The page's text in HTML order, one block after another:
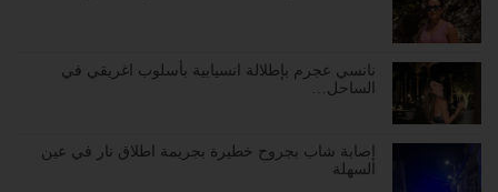
نانسي عجرم بإطلالة انسيابية بأسلوب اغريقي في
الساحل…
إصابة شاب بجروح خطيرة بجريمة اطلاق نار في عين
السهلة